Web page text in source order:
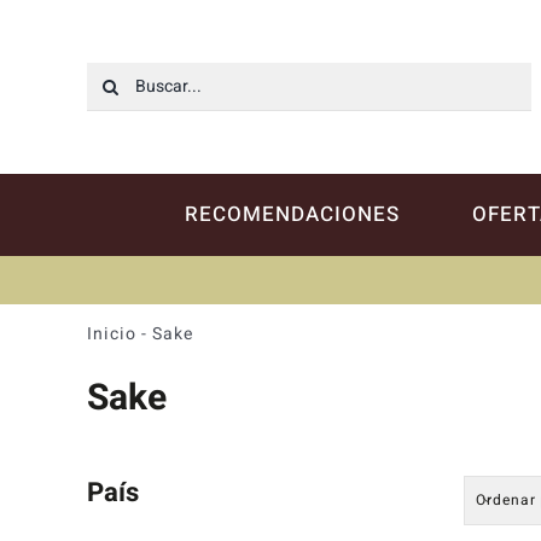
Buscar:
RECOMENDACIONES
Inicio - Sake
Sake
País Ordenar